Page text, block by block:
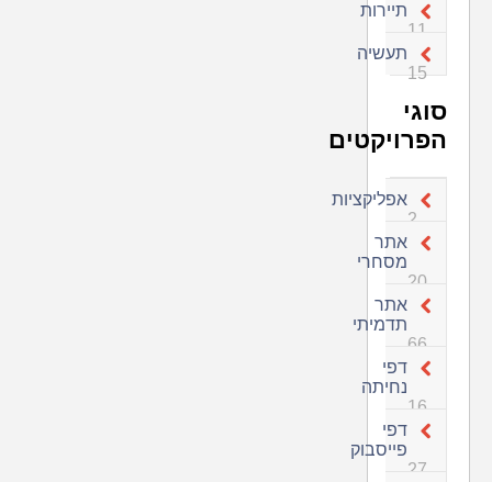
תיירות
11
תעשיה
15
סוגי
הפרויקטים
אפליקציות
2
אתר
מסחרי
20
אתר
תדמיתי
66
דפי
נחיתה
16
דפי
פייסבוק
27